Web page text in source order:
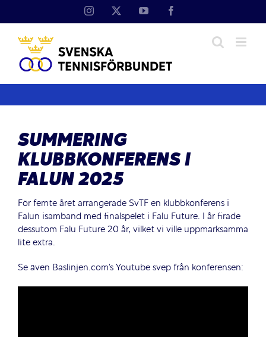
Instagram YouTube
SUMMERING
KLUBBKONFERENS I
FALUN 2025
För femte året arrangerade SvTF en klubbkonferens i
Falun isamband med finalspelet i Falu Future. I år firade
dessutom Falu Future 20 år, vilket vi ville uppmärksamma
lite extra.
Se även Baslinjen.com’s Youtube svep från konferensen: